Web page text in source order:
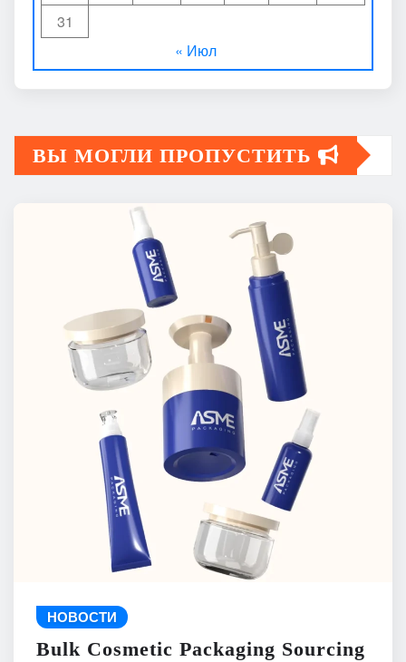
31
« Июл
ВЫ МОГЛИ ПРОПУСТИТЬ
НОВОСТИ
Bulk Cosmetic Packaging Sourcing